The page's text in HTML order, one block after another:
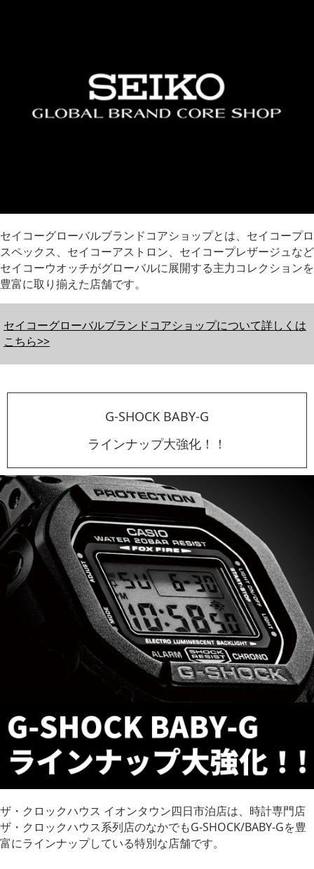
セイコーグローバルブランドコアショップとは、セイコープロ
スペックス、セイコーアストロン、セイコープレザージュなど
セイコーウオッチがグローバルに展開する主力コレクションを
豊富に取り揃えた店舗です。
セイコーグローバルブランドコアショップについて詳しくは
こちら>>
G-SHOCK BABY-G
ラインナップ大強化！！
ザ・クロックハウス イオンタウン四日市泊店は、時計専門店
ザ・クロックハウス系列店のなかでもG-SHOCK/BABY-Gを豊
富にラインナップしている特別な店舗です。